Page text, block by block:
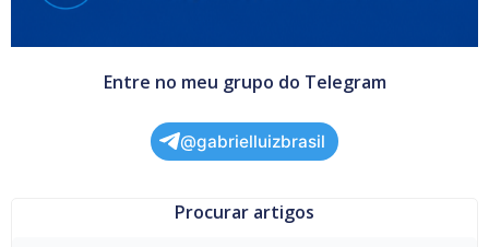
Entre no meu grupo do Telegram
@gabrielluizbrasil
Procurar artigos